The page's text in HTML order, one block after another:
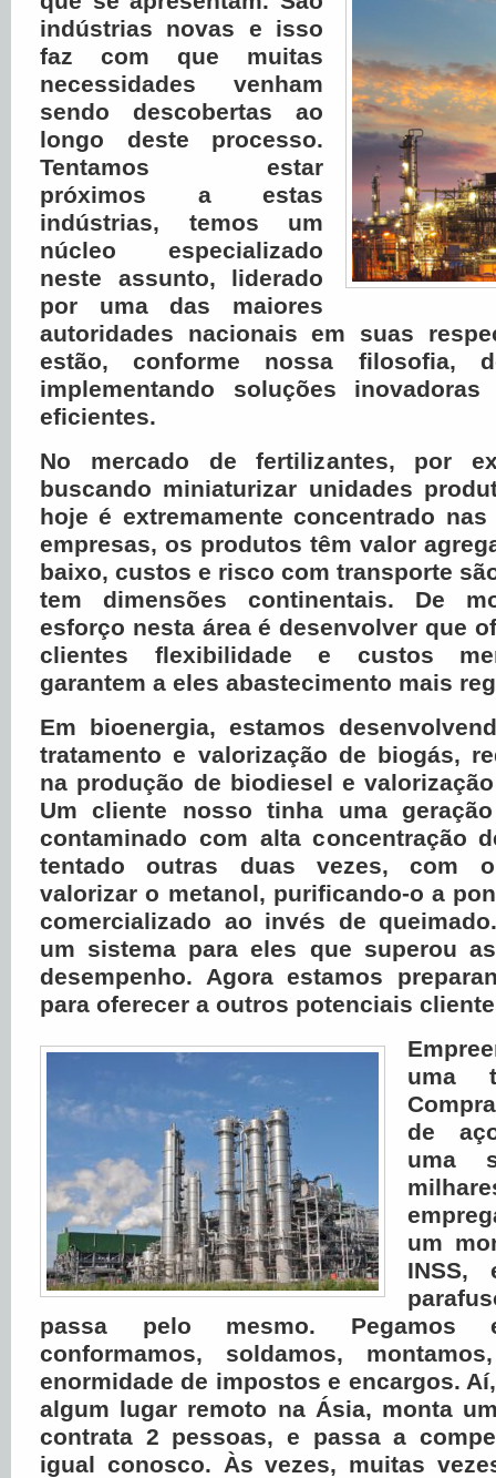
indústrias novas e isso
faz com que muitas
necessidades venham
sendo descobertas ao
longo deste processo.
Tentamos estar
próximos a estas
indústrias, temos um
núcleo especializado
neste assunto, liderado
por uma das maiores
autoridades nacionais em suas
estão, conforme nossa filosofia,
implementando soluções inovadoras
eficientes.
No mercado de fertilizantes, por
buscando miniaturizar unidades
hoje é extremamente concentrado
empresas, os produtos têm valor
baixo, custos e risco com transporte
tem dimensões continentais. De
esforço nesta área é desenvolver que
clientes flexibilidade e custos
garantem a eles abastecimento mais
Em bioenergia, estamos
tratamento e valorização de biogás,
na produção de biodiesel e
Um cliente nosso tinha uma
contaminado com alta concentração
tentadooutras duas vezes, com
valorizar o metanol, purificando-o a
comercializado ao invés de
um sistema para eles que superou
desempenho. Agora estamos
para oferecer a outros potenciais
uma
de
uma
um
INSS,
passa pelo mesmo. Pegamos
conformamos, soldamos,
enormidade de impostos e encargos.
algum lugar remoto na Ásia, monta
contrata 2 pessoas, e passa a
igual conosco. Às vezes, muitas